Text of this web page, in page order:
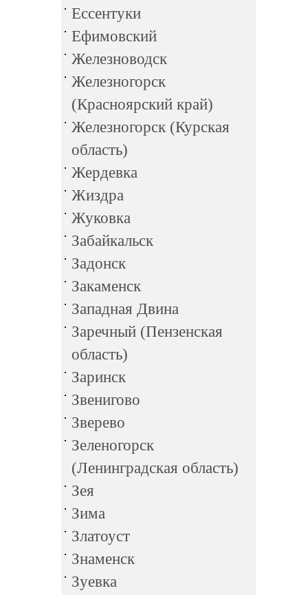
Ессентуки
Ефимовский
Железноводск
Железногорск
(Красноярский край)
Железногорск (Курская
область)
Жердевка
Жиздра
Жуковка
Забайкальск
Задонск
Закаменск
Западная Двина
Заречный (Пензенская
область)
Заринск
Звенигово
Зверево
Зеленогорск
(Ленинградская область)
Зея
Зима
Златоуст
Знаменск
Зуевка